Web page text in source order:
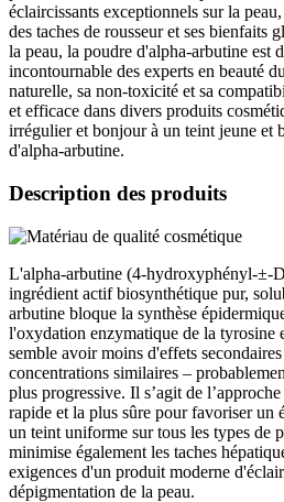
éclaircissants exceptionnels sur la
des taches de rousseur et ses bienfaits
la peau, la poudre d'alpha-arbutine est
incontournable des experts en beauté
naturelle, sa non-toxicité et sa
et efficace dans divers produits
irrégulier et bonjour à un teint jeune et
d'alpha-arbutine.
Description des produits
L'alpha-arbutine (4-hydroxyphényl-±-
ingrédient actif biosynthétique pur,
arbutine bloque la synthèse
l'oxydation enzymatique de la tyrosine
semble avoir moins d'effets
concentrations similaires –
plus progressive. Il s’agit de
rapide et la plus sûre pour favoriser un
un teint uniforme sur tous les types de
minimise également les taches
exigences d'un produit moderne
dépigmentation de la peau.